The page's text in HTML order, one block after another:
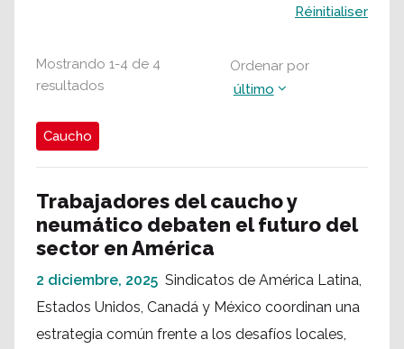
Mostrando 1-4 de 4
resultados
Ordenar por
último
Caucho
Trabajadores del caucho y
neumático debaten el futuro del
sector en América
2 diciembre, 2025 Sindicatos de América Latina,
Estados Unidos, Canadá y México coordinan una
estrategia común frente a los desafíos locales,
Réinitialiser